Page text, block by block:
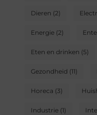
Dieren (2)
Energie (2)
Eten en drinken (5)
Gezondheid (11)
Horeca (3)
Industrie (1)